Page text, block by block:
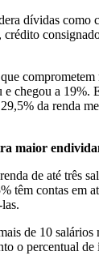
dívidas como
crédito
comprometem
chegou a 19%.
da renda
maior
de até três
têm contas em
de 10
o percentual de